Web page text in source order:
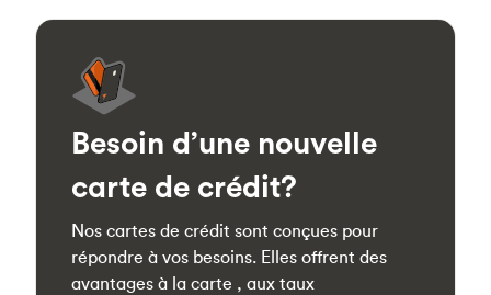
Besoin d’une nouvelle
carte de crédit?
Nos cartes de crédit sont conçues pour
répondre à vos besoins. Elles offrent des
avantages à la carte , aux taux